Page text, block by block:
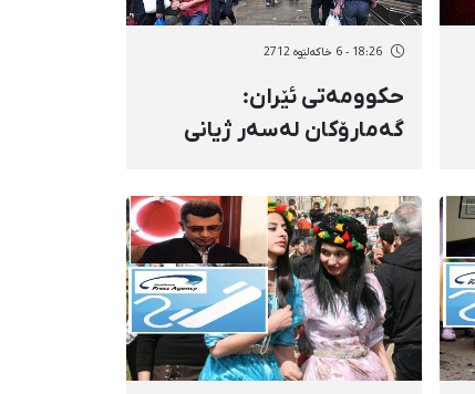
18:26 - 6 خاکەلێوه 2712
حكوومەتی ئێران:
گەمارۆكان لەسەر ژیانی
داناوە